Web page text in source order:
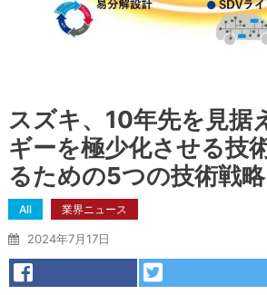
スズキ、10年先を見据
ギーを極少化させる技
るための5つの技術戦
All 業界ニュース
2024年7月17日